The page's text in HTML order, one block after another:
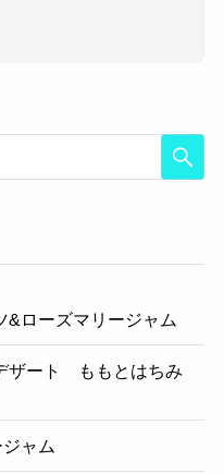
ローズマリージャム
ザート ももとはちみ
ャム